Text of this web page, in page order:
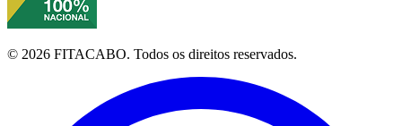
© 2026 FITACABO. Todos os direitos reservados.